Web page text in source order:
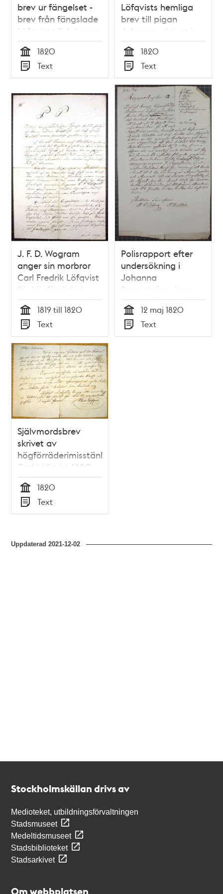
brev ur fängelset -
brev från fängslade
Löfqvist till Johanna
Segerström 1820
Tid
1820
Typ
Text
Löfqvists hemliga
brev till pigan
Johanna, skrivet i
fängelsecellen i
Slottet 1820
Tid
1820
Typ
Text
J. F. D. Wogram
anger sin morbror
Carl Fredrik Löfqvist
för högförräderi -
brev 1820
Tid
1819 till 1820
Typ
Text
Polisrapport efter
undersökning i
Johanna
Segerströms hem,
angående fallet Carl
Fredrik Löfqvist – 12
maj 1820
Tid
12 maj 1820
Typ
Text
Självmordsbrev
skrivet av
högförräderimisstänkte
Carl Löfqvist 1820
Tid
1820
Typ
Text
Uppdaterad2021-12-02
Stockholmskällan drivs av
Medioteket, utbildningsförvaltningen
Stadsmuseet
Medeltidsmuseet
Stadsbiblioteket
Stadsarkivet
Om webbplatsen